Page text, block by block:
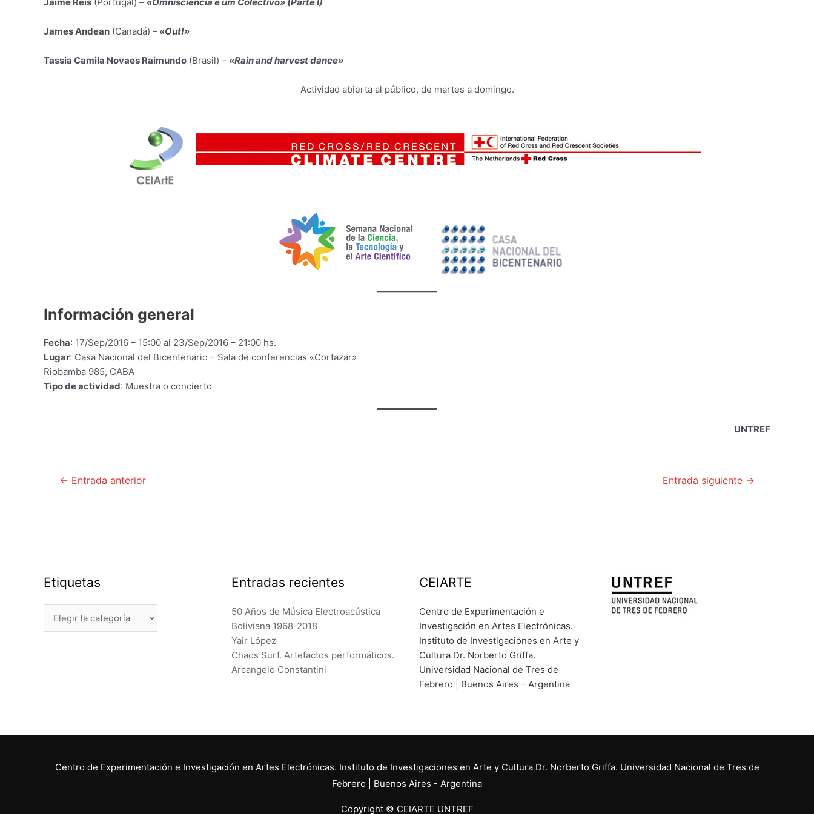
James Andean (Canadá) – «Out!»
Tassia Camila Novaes Raimundo (Brasil) – «Rain and harvest dance»
Actividad abierta al público, de martes a domingo.
Información general
Fecha: 17/Sep/2016 – 15:00 al 23/Sep/2016 – 21:00 hs.
Lugar: Casa Nacional del Bicentenario – Sala de conferencias «Cortazar»
Riobamba 985, CABA
Tipo de actividad: Muestra o concierto
UNTREF
Navegación
← Entrada anterior Entrada siguiente →
Etiquetas Entradas recientes
50 Años de Música Electroacústica
Boliviana 1968-2018
Yair López
Chaos Surf. Artefactos performáticos.
Arcangelo Constantini
CEIARTE
Centro de Experimentación e
Investigación en Artes Electrónicas.
Instituto de Investigaciones en Arte y
Cultura Dr. Norberto Griffa.
Universidad Nacional de Tres de
Febrero | Buenos Aires – Argentina
Centro de Experimentación e Investigación en Artes Electrónicas. Instituto de Investigaciones en Arte y Cultura Dr. Norberto Griffa. Universidad Nacional de Tres de
Febrero | Buenos Aires - Argentina
Copyright © CEIARTE UNTREF